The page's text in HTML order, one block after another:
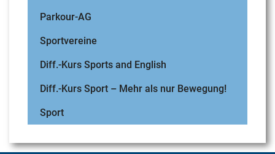
Parkour-AG
Sportvereine
Diff.-Kurs Sports and English
Diff.-Kurs Sport – Mehr als nur Bewegung!
Sport